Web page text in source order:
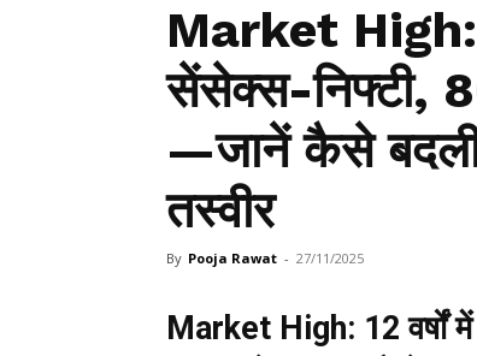
Market High:
सेंसेक्स-निफ्टी,
—जानें कैसे बदली
तस्वीर
By Pooja Rawat - 27/11/2025
Market High: 12 वर्षों